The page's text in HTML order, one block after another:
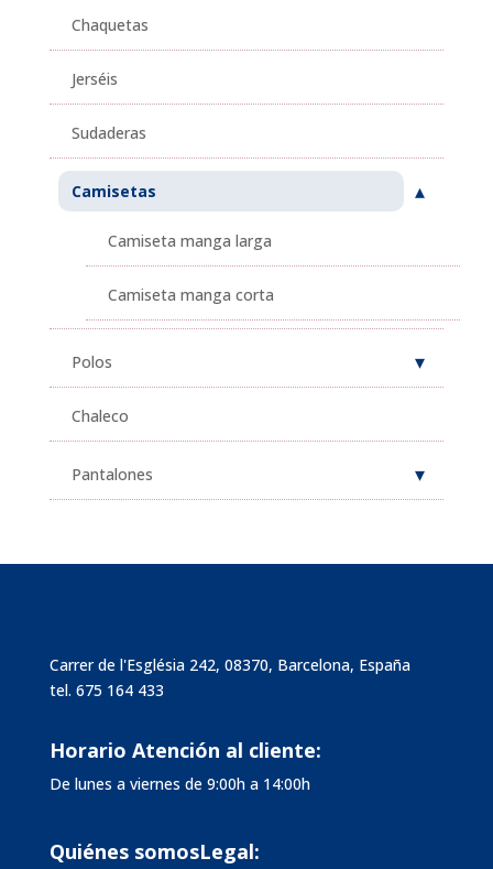
Chaquetas
Jerséis
Sudaderas
Camisetas
Camiseta manga larga
Camiseta manga corta
Polos
Chaleco
Pantalones
Carrer de l'Església 242, 08370, Barcelona, España
tel. 675 164 433
Horario Atención al cliente:
De lunes a viernes de 9:00h a 14:00h
Quiénes somosLegal: